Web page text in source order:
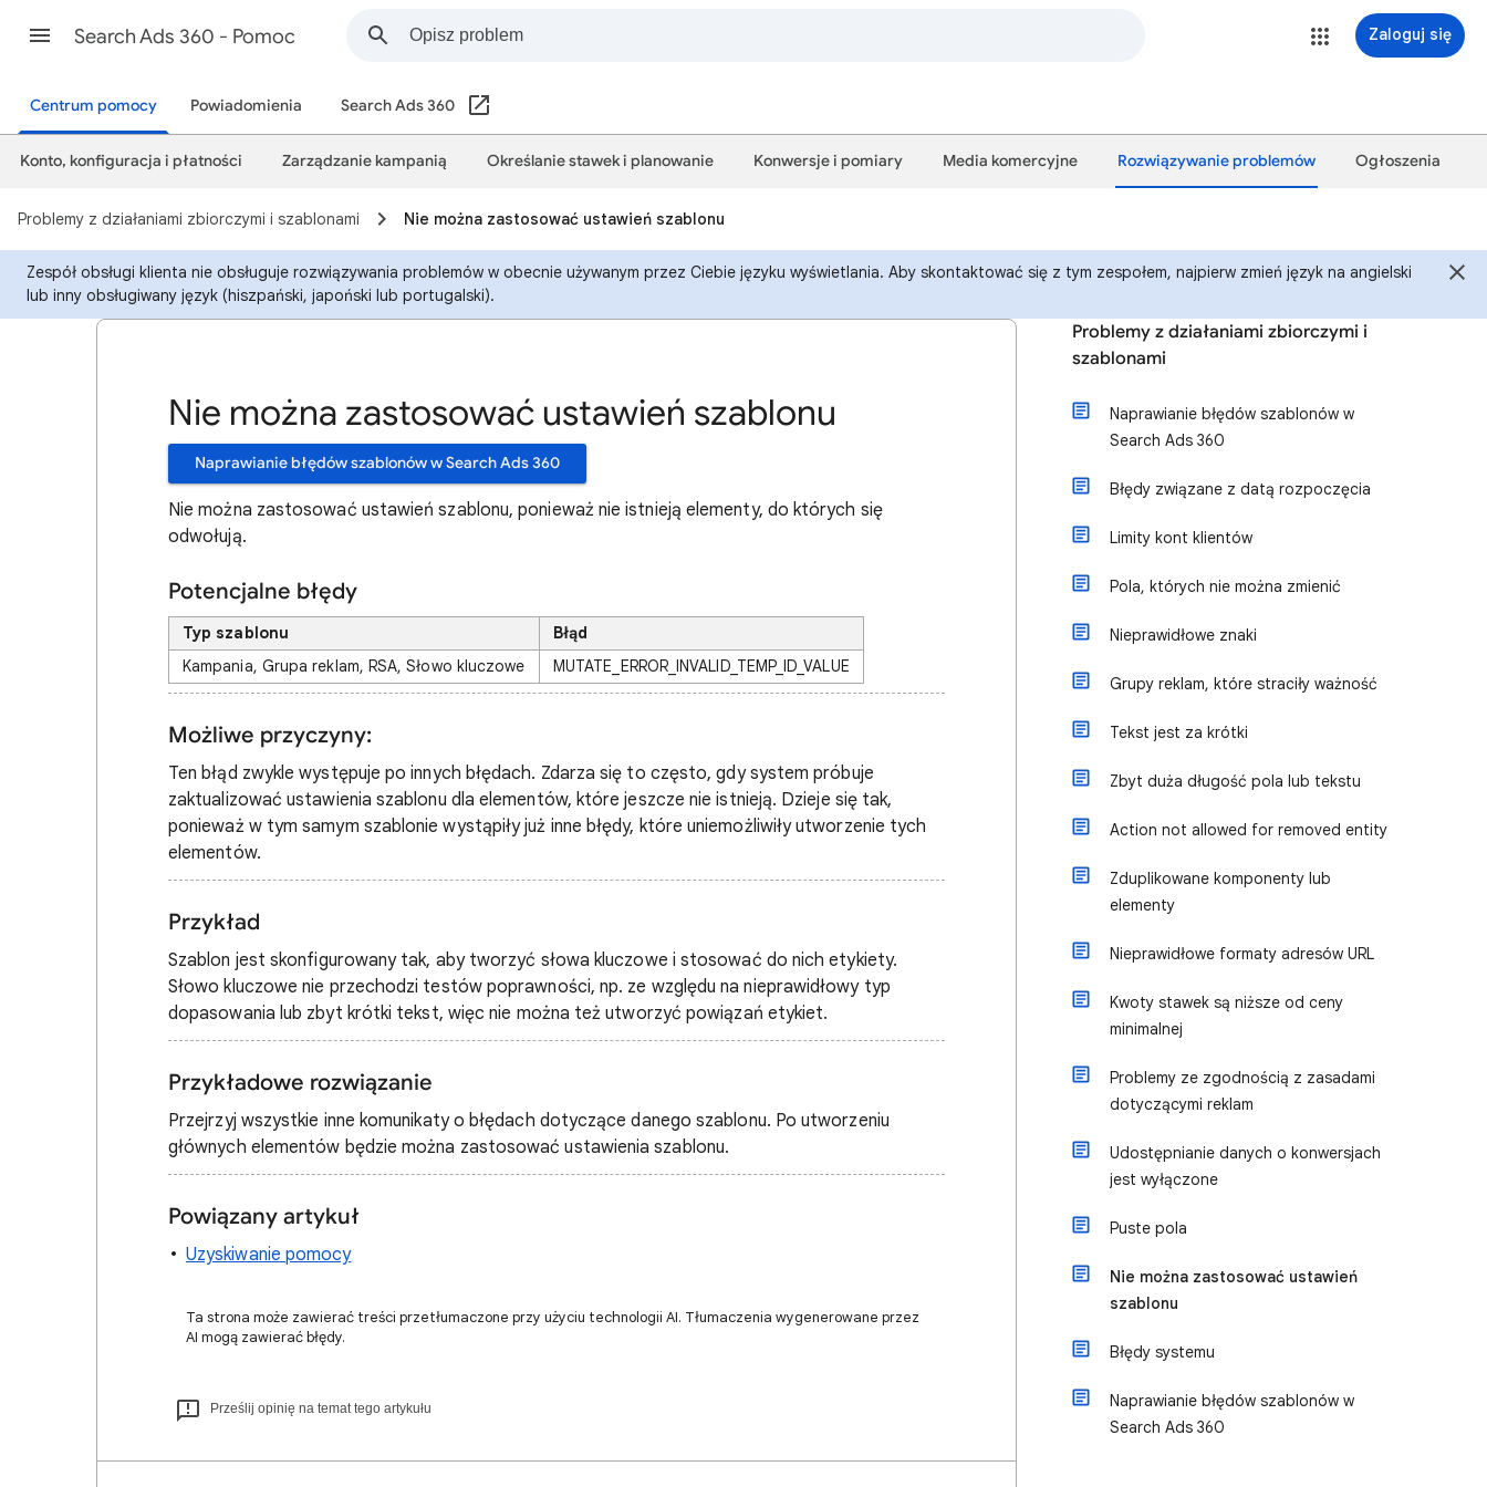
Search Ads 360 - Pomoc Zaloguj się
Centrum pomocy Powiadomienia Search Ads 360
Konto, konfiguracja i płatności Zarządzanie kampanią Określanie stawek i planowanie Konwersje i pomiary Media komercyjne Rozwiązywanie problemów Ogłoszenia
Problemy z działaniami zbiorczymi i szablonami Nie można zastosować ustawień szablonu
Zespół obsługi klienta nie obsługuje rozwiązywania problemów w obecnie używanym przez Ciebie języku wyświetlania. Aby skontaktować się z tym zespołem, najpierw zmień język na angielski
lub inny obsługiwany język (hiszpański, japoński lub portugalski).
Nie można zastosować ustawień szablonu
Naprawianie błędów szablonów w Search Ads 360
Nie można zastosować ustawień szablonu, ponieważ nie istnieją elementy, do których się
odwołują.
Potencjalne błędy
Typ szablonu
Błąd
Kampania, Grupa reklam, RSA, Słowo kluczowe
MUTATE_ERROR_INVALID_TEMP_ID_VALUE
Możliwe przyczyny:
Ten błąd zwykle występuje po innych błędach. Zdarza się to często, gdy system próbuje
zaktualizować ustawienia szablonu dla elementów, które jeszcze nie istnieją. Dzieje się tak,
ponieważ w tym samym szablonie wystąpiły już inne błędy, które uniemożliwiły utworzenie tych
elementów.
Przykład
Szablon jest skonfigurowany tak, aby tworzyć słowa kluczowe i stosować do nich etykiety.
Słowo kluczowe nie przechodzi testów poprawności, np. ze względu na nieprawidłowy typ
dopasowania lub zbyt krótki tekst, więc nie można też utworzyć powiązań etykiet.
Przykładowe rozwiązanie
Przejrzyj wszystkie inne komunikaty o błędach dotyczące danego szablonu. Po utworzeniu
głównych elementów będzie można zastosować ustawienia szablonu.
Powiązany artykuł
Uzyskiwanie pomocy
Ta strona może zawierać treści przetłumaczone przy użyciu technologii AI. Tłumaczenia wygenerowane przez
AI mogą zawierać błędy.
Prześlij opinię na temat tego artykułu
Problemy z działaniami zbiorczymi i
szablonami
Naprawianie błędów szablonów w
Search Ads 360
Błędy związane z datą rozpoczęcia
Limity kont klientów
Pola, których nie można zmienić
Nieprawidłowe znaki
Grupy reklam, które straciły ważność
Tekst jest za krótki
Zbyt duża długość pola lub tekstu
Action not allowed for removed entity
Zduplikowane komponenty lub
elementy
Nieprawidłowe formaty adresów URL
Kwoty stawek są niższe od ceny
minimalnej
Problemy ze zgodnością z zasadami
dotyczącymi reklam
Udostępnianie danych o konwersjach
jest wyłączone
Puste pola
Nie można zastosować ustawień
szablonu
Błędy systemu
Naprawianie błędów szablonów w
Search Ads 360